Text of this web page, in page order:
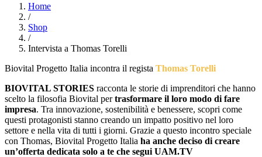
Home
/
Shop
/
Intervista a Thomas Torelli
Biovital Progetto Italia incontra il regista Thomas Torelli
BIOVITAL STORIES racconta le storie di imprenditori che hanno
scelto la filosofia Biovital pertrasformare il loro modo di fare
impresa. Tra innovazione, sostenibilità e benessere, scopri come
questi protagonisti stanno creando un impatto positivo nel loro
settore e nella vita di tutti i giorni. Grazie a questo incontro speciale
con Thomas, Biovital Progetto Italia ha anche deciso di creare
un’offerta dedicata solo a te che segui UAM.TV